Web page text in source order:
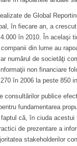
de Global
în fiecare an, a
în 2010. În acelaşi
din lume au
numărul de societăţi
non financiare
în 2006 la peste 850
consultărilor publice
fundamentarea
că, în ciuda acestui
de prezentare a
stakeholderilor